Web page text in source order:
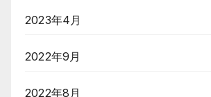
2023年4月
2022年9月
2022年8月